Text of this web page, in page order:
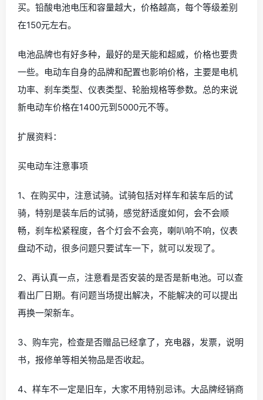
买。铅酸电池电压和容量越大，价格越高，每个等级差别
在150元左右。
电池品牌也有好多种，最好的是天能和超威，价格也要贵
一些。电动车自身的品牌和配置也影响价格，主要是电机
功率、刹车类型、仪表类型、轮胎规格等参数。总的来说
新电动车价格在1400元到5000元不等。
扩展资料：
买电动车注意事项
1、在购买中，注意试骑。试骑包括对样车和装车后的试
骑，特别是装车后的试骑，感觉舒适度如何，会不会顺
畅，刹车松紧程度，各个灯会不会亮，喇叭响不响，仪表
盘动不动，很多问题只要试车一下，就可以发现了。
2、再认真一点，注意看是否安装的是否是新电池。可以查
看出厂日期。有问题当场提出解决，不能解决的可以提出
再换一架新车。
3、购车完，检查是否赠品已经拿了，充电器，发票，说明
书，报修单等相关物品是否收起。
4、样车不一定是旧车，大家不用特别忌讳。大品牌经销商